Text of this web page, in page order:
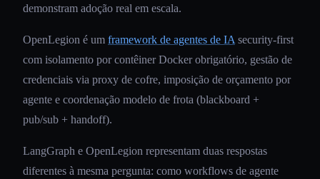
demonstram adoção real em escala.
OpenLegion é um framework de agentes de IA security-first
com isolamento por contêiner Docker obrigatório, gestão de
credenciais via proxy de cofre, imposição de orçamento por
agente e coordenação modelo de frota (blackboard +
pub/sub + handoff).
LangGraph e OpenLegion representam duas respostas
diferentes à mesma pergunta: como workflows de agente